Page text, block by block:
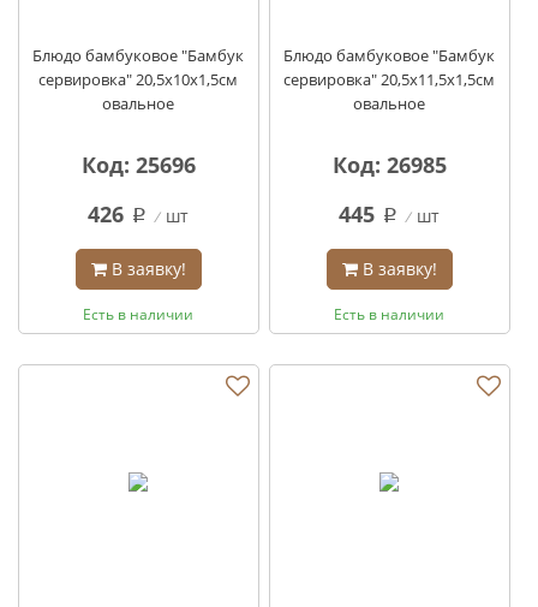
Блюдо бамбуковое "Бамбук
сервировка" 20,5х10х1,5см
овальное
Код: 25696
426 q шт
В заявку!
Есть в наличии
Блюдо бамбуковое "Бамбук
сервировка" 20,5х11,5х1,5см
овальное
Код: 26985
445 q шт
В заявку!
Есть в наличии